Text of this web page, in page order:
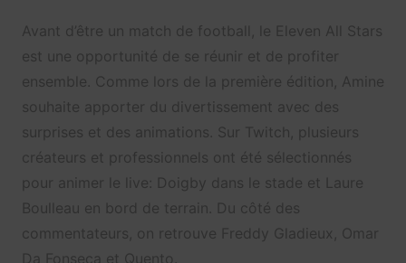
Avant d’être un match de football, le Eleven All Stars
est une opportunité de se réunir et de profiter
ensemble. Comme lors de la première édition, Amine
souhaite apporter du divertissement avec des
surprises et des animations. Sur Twitch, plusieurs
créateurs et professionnels ont été sélectionnés
pour animer le live: Doigby dans le stade et Laure
Boulleau en bord de terrain. Du côté des
commentateurs, on retrouve Freddy Gladieux, Omar
Da Fonseca et Quento.